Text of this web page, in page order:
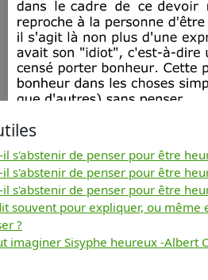
il s'abstenir de penser pour être
il s'abstenir de penser pour être
il s'abstenir de penser pour être
souvent pour expliquer, ou même
?
imaginer Sisyphe heureux -Albert